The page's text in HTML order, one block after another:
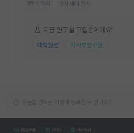
#전기화학 #차세대 전지
지금 연구실 모집중이에요!
대학원생 박사후연구원
오픈랩 정보는 어떻게 등록할 수 있나요?